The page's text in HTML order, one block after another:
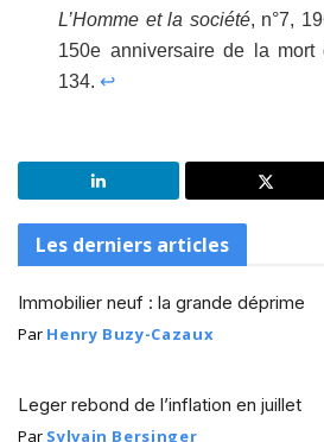
L’Homme et la société, n°7,
150e anniversaire de la
134. ↩
Les derniers articles
Immobilier neuf : la grande déprime
Par Henry Buzy-Cazaux
Leger rebond de l’inflation en juillet
Par Sylvain Bersinger